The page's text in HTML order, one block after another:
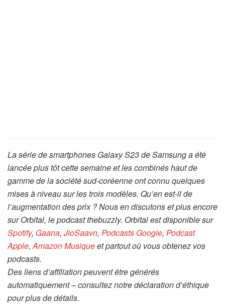
La série de smartphones Galaxy S23 de Samsung a été
lancée plus tôt cette semaine et les combinés haut de
gamme de la société sud-coréenne ont connu quelques
mises à niveau sur les trois modèles. Qu’en est-il de
l’augmentation des prix ? Nous en discutons et plus encore
sur Orbital, le podcast thebuzzly. Orbital est disponible sur
Spotify, Gaana, JioSaavn, Podcasts Google, Podcast
Apple, Amazon Musiqueet partout où vous obtenez vos
podcasts.
Des liens d’affiliation peuvent être générés
automatiquement – consultez notre déclaration d’éthique
pour plus de détails.